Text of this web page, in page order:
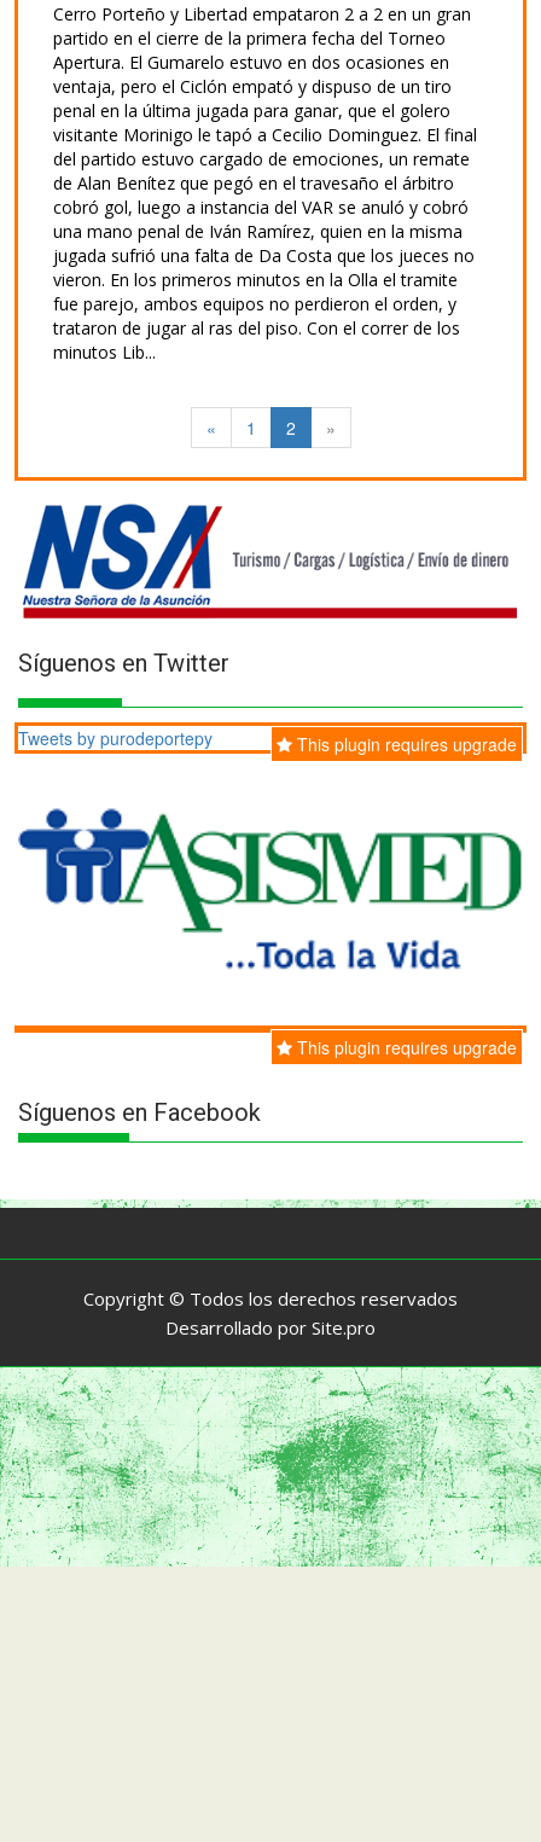
Cerro Porteño y Libertad empataron 2 a 2 en un gran
partido en el cierre de la primera fecha del Torneo
Apertura. El Gumarelo estuvo en dos ocasiones en
ventaja, pero el Ciclón empató y dispuso de un tiro
penal en la última jugada para ganar, que el golero
visitante Morinigo le tapó a Cecilio Dominguez. El final
del partido estuvo cargado de emociones, un remate
de Alan Benítez que pegó en el travesaño el árbitro
cobró gol, luego a instancia del VAR se anuló y cobró
una mano penal de Iván Ramírez, quien en la misma
jugada sufrió una falta de Da Costa que los jueces no
vieron. En los primeros minutos en la Olla el tramite
fue parejo, ambos equipos no perdieron el orden, y
trataron de jugar al ras del piso. Con el correr de los
minutos Lib...
« 1 2 »
Síguenos en Twitter
This plugin requires upgrade
Tweets by purodeportepy
This plugin requires upgrade
Síguenos en Facebook
Copyright © Todos los derechos reservados
Desarrollado por Site.pro